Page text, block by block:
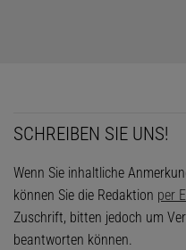
Das könnte
Wien
SCHREIBEN SIE UNS!
Wenn Sie inhaltliche
können Sie die Redaktion per
Zuschrift, bitten jedoch um
beantworten können.